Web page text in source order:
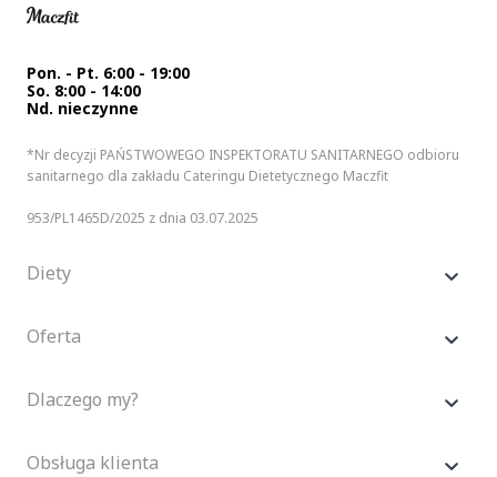
Pon. - Pt. 6:00 - 19:00
So. 8:00 - 14:00
Nd. nieczynne
*Nr decyzji PAŃSTWOWEGO INSPEKTORATU SANITARNEGO odbioru
sanitarnego dla zakładu Cateringu Dietetycznego Maczfit
953/PL1465D/2025 z dnia 03.07.2025
Diety
Oferta
Dlaczego my?
Obsługa klienta